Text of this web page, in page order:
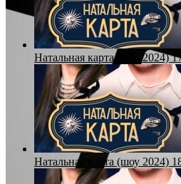
Натальная карта (шоу 2024)
Натальная карта (шоу 2024)